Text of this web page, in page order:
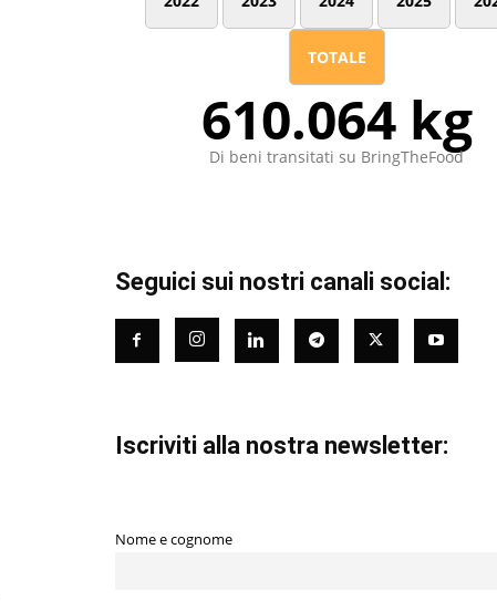
TOTALE
610.064 kg
Di beni transitati su BringTheFood
Seguici sui nostri canali social:
Iscriviti alla nostra newsletter:
Nome e cognome